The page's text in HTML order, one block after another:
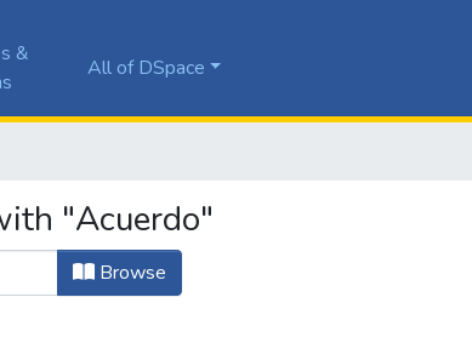
&
All of DSpace
"Acuerdo"
Browse